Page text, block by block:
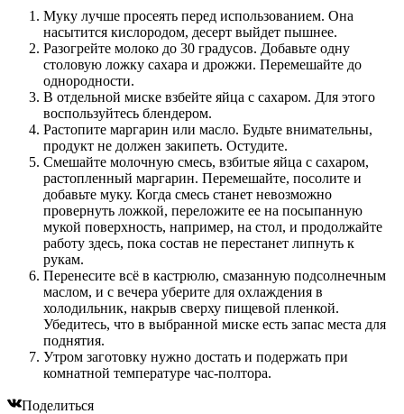
Муку лучше просеять перед использованием. Она
насытится кислородом, десерт выйдет пышнее.
Разогрейте молоко до 30 градусов. Добавьте одну
столовую ложку сахара и дрожжи. Перемешайте до
однородности.
В отдельной миске взбейте яйца с сахаром. Для этого
воспользуйтесь блендером.
Растопите маргарин или масло. Будьте внимательны,
продукт не должен закипеть. Остудите.
Смешайте молочную смесь, взбитые яйца с сахаром,
растопленный маргарин. Перемешайте, посолите и
добавьте муку. Когда смесь станет невозможно
провернуть ложкой, переложите ее на посыпанную
мукой поверхность, например, на стол, и продолжайте
работу здесь, пока состав не перестанет липнуть к
рукам.
Перенесите всё в кастрюлю, смазанную подсолнечным
маслом, и с вечера уберите для охлаждения в
холодильник, накрыв сверху пищевой пленкой.
Убедитесь, что в выбранной миске есть запас места для
поднятия.
Утром заготовку нужно достать и подержать при
комнатной температуре час-полтора.
Поделиться